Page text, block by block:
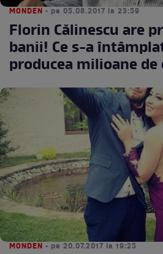
MONDEN • pe 05.08.2017 la 23:59
Florin Călinescu are
banii! Ce s-a
producea milioane de
MONDEN • pe 20.07.2017 la 19:25